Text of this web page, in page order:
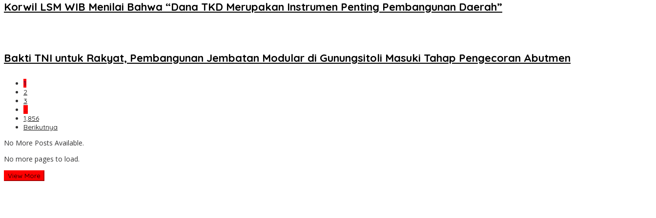
Korwil LSM WIB Menilai Bahwa “Dana TKD Merupakan Instrumen Penting Pembangunan Daerah”
Bakti TNI untuk Rakyat, Pembangunan Jembatan Modular di Gunungsitoli Masuki Tahap Pengecoran Abutmen
1
2
3
…
1,856
Berikutnya
No More Posts Available.
No more pages to load.
View More